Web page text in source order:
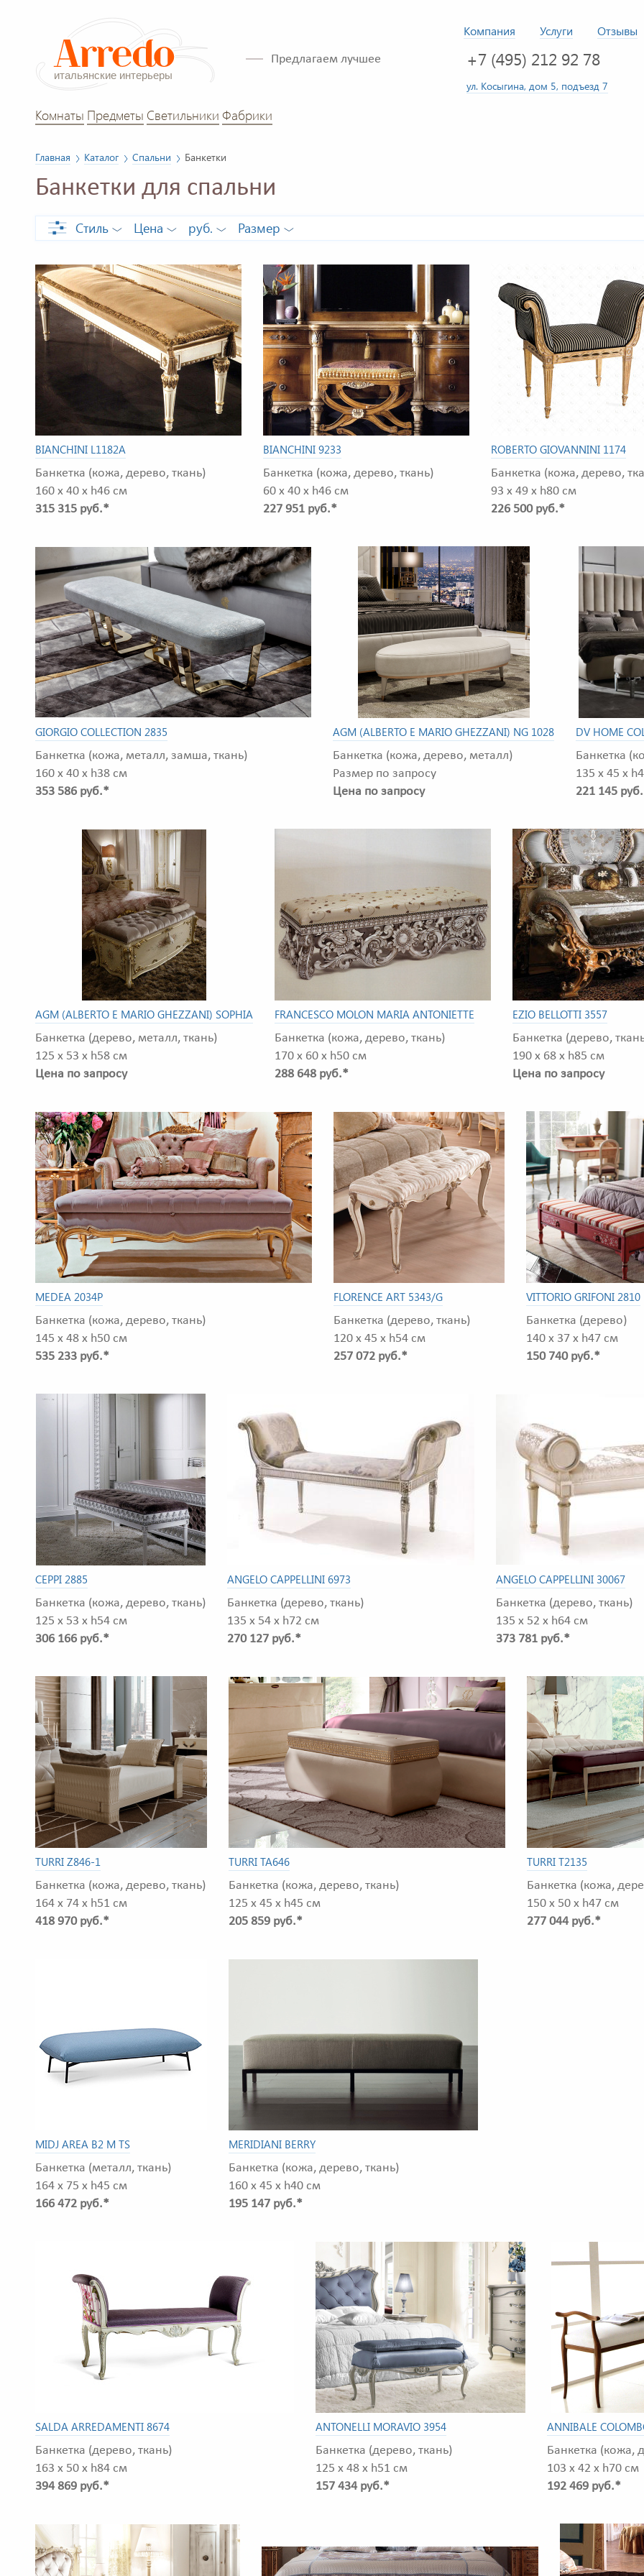
Компания Услуги Отзывы
Предлагаем лучшее +7 (495) 212 92 78
ул. Косыгина, дом 5, подъезд 7
Комнаты Предметы Светильники Фабрики
Главная Каталог Спальни Банкетки
Банкетки для спальни
Стиль Цена руб. Размер
BIANCHINI L1182A
Банкетка (кожа, дерево, ткань)
160 x 40 x h46 см
315 315 руб.*
BIANCHINI 9233
Банкетка (кожа, дерево, ткань)
60 x 40 x h46 см
227 951 руб.*
ROBERTO GIOVANNINI 1174
Банкетка (кожа, дерево,
93 x 49 x h80 см
226 500 руб.*
GIORGIO COLLECTION 2835
Банкетка (кожа, металл, замша, ткань)
160 x 40 x h38 см
353 586 руб.*
AGM (ALBERTO E MARIO GHEZZANI) NG 1028
Банкетка (кожа, дерево, металл)
Размер по запросу
Цена по запросу
DV HOME
Банкетка
135 x 45 x
221 145
AGM (ALBERTO E MARIO GHEZZANI) SOPHIA
Банкетка (дерево, металл, ткань)
125 x 53 x h58 см
Цена по запросу
FRANCESCO MOLON MARIA ANTONIETTE
Банкетка (кожа, дерево, ткань)
170 x 60 x h50 см
288 648 руб.*
EZIO BELLOTTI 3557
Банкетка (дерево,
190 x 68 x h85 см
Цена по запросу
MEDEA 2034P
Банкетка (кожа, дерево, ткань)
145 x 48 x h50 см
535 233 руб.*
FLORENCE ART 5343/G
Банкетка (дерево, ткань)
120 x 45 x h54 см
257 072 руб.*
VITTORIO GRIFONI 2810
Банкетка (дерево)
140 x 37 x h47 см
150 740 руб.*
CEPPI 2885
Банкетка (кожа, дерево, ткань)
125 x 53 x h54 см
306 166 руб.*
ANGELO CAPPELLINI 6973
Банкетка (дерево, ткань)
135 x 54 x h72 см
270 127 руб.*
ANGELO CAPPELLINI 30067
Банкетка (дерево, ткань)
135 x 52 x h64 см
373 781 руб.*
TURRI Z846-1
Банкетка (кожа, дерево, ткань)
164 x 74 x h51 см
418 970 руб.*
TURRI TA646
Банкетка (кожа, дерево, ткань)
125 x 45 x h45 см
205 859 руб.*
TURRI T2135
Банкетка (кожа,
150 x 50 x h47 см
277 044 руб.*
MIDJ AREA B2 M TS
Банкетка (металл, ткань)
164 x 75 x h45 см
166 472 руб.*
MERIDIANI BERRY
Банкетка (кожа, дерево, ткань)
160 x 45 x h40 см
195 147 руб.*
SALDA ARREDAMENTI 8674
Банкетка (дерево, ткань)
163 x 50 x h84 см
394 869 руб.*
ANTONELLI MORAVIO 3954
Банкетка (дерево, ткань)
125 x 48 x h51 см
157 434 руб.*
ANNIBALE
Банкетка (кожа,
103 x 42 x h70 см
192 469 руб.*